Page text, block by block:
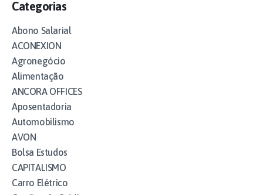
Categorias
Abono Salarial
ACONEXION
Agronegócio
Alimentação
ANCORA OFFICES
Aposentadoria
Automobilismo
AVON
Bolsa Estudos
CAPITALISMO
Carro Elétrico